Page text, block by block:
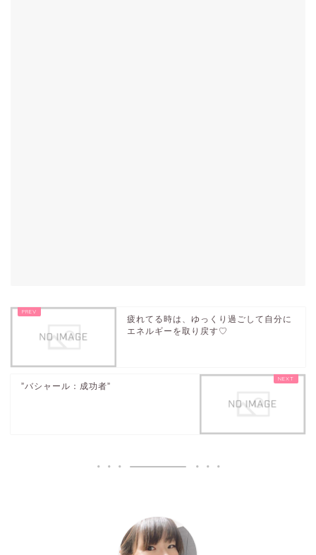
疲れてる時は、ゆっくり過ごして自分に
エネルギーを取り戻す♡
”バシャール：成功者”